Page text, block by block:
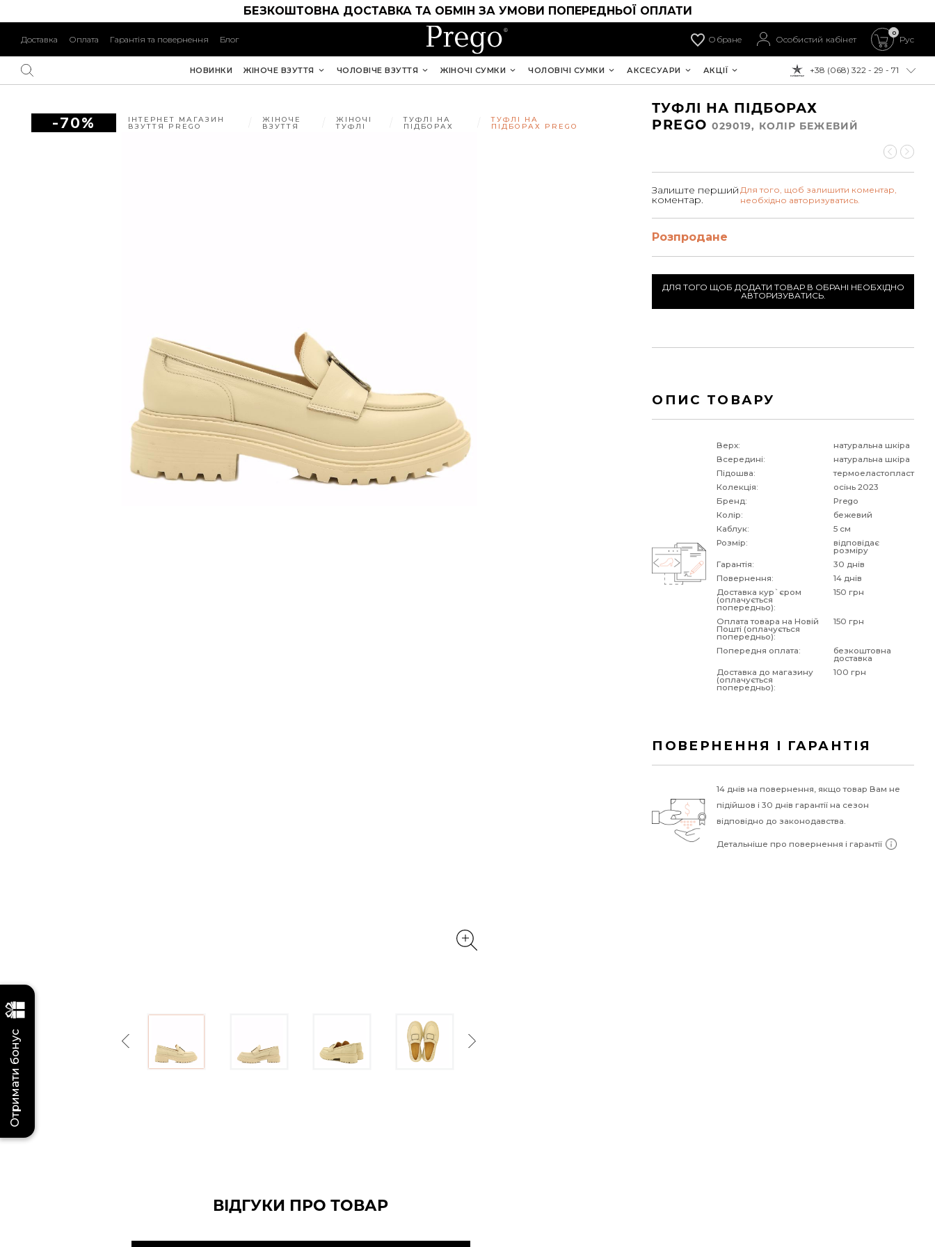
БЕЗКОШТОВНА ДОСТАВКА ТА ОБМІН ЗА УМОВИ ПОПЕРЕДНЬОЇ ОПЛАТИ
Доставка Оплата Гарантія та повернення Блог Обране Особистий кабінет
0
Рус
ДО ОПЛАТИ:
+38 (068) 322 - 29 - 71
НОВИНКИ ЖІНОЧЕ ВЗУТТЯ ЧОЛОВІЧЕ ВЗУТТЯ ЖІНОЧІ СУМКИ ЧОЛОВІЧІ СУМКИ АКСЕСУАРИ АКЦІЇ
-70% ІНТЕРНЕТ МАГАЗИН
ВЗУТТЯ PREGO
ЖІНОЧЕ
ВЗУТТЯ
ЖІНОЧІ
ТУФЛІ
ТУФЛІ НА
ПІДБОРАХ
ТУФЛІ НА
ПІДБОРАХ PREGO
Previous Next
ВІДГУКИ ПРО ТОВАР
ТУФЛІ НА ПІДБОРАХ
PREGO 029019, КОЛIР БЕЖЕВИЙ
Залиште перший
коментар.
Для того, щоб залишити коментар,
необхідно авторизуватись.
Розпродане
ДЛЯ ТОГО ЩОБ ДОДАТИ ТОВАР В ОБРАНІ НЕОБХІДНО
АВТОРИЗУВАТИСЬ.
ОПИС ТОВАРУ
Верх:
натуральна шкіра
Всередині:
натуральна шкіра
Підошва:
термоеластопласт
Колекція:
осінь 2023
Бренд:
Prego
Колір:
бежевий
Каблук:
5 см
Розмір:
відповідає
розміру
Гарантія:
30 днів
Повернення:
14 днів
Доставка кур`єром
(оплачується
попередньо):
150 грн
Оплата товара на Новій
Пошті (оплачується
попередньо):
150 грн
Попередня оплата: безкоштовна
доставка
Доставка до магазину
(оплачується
попередньо):
100 грн
ПОВЕРНЕННЯ І ГАРАНТІЯ
14 днів на повернення, якщо товар Вам не
підійшов і 30 днів гарантії на сезон
відповідно до законодавства.
Детальніше про повернення і гарантії
Отримати бонус